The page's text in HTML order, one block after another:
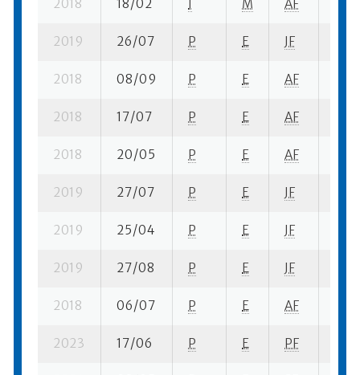
2018 18/02 I M AF
2019 26/07 P E JF
2018 08/09 P E AF
2018 17/07 P E AF
2018 20/05 P E AF
2019 27/07 P E JF
2019 25/04 P E JF
2019 27/08 P E JF
2018 06/07 P E AF
2023 17/06 P E PF